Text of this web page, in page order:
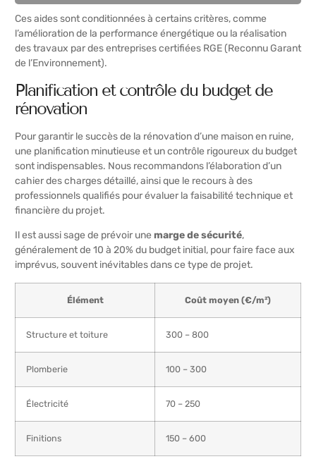
Ces aides sont conditionnées à certains critères, comme
l’amélioration de la performance énergétique ou la réalisation
des travaux par des entreprises certifiées RGE (Reconnu Garant
de l’Environnement).
Planification et contrôle du budget de
rénovation
Pour garantir le succès de la rénovation d’une maison en ruine,
une planification minutieuse et un contrôle rigoureux du budget
sont indispensables. Nous recommandons l’élaboration d’un
cahier des charges détaillé, ainsi que le recours à des
professionnels qualifiés pour évaluer la faisabilité technique et
financière du projet.
Il est aussi sage de prévoir une marge de sécurité,
généralement de 10 à 20% du budget initial, pour faire face aux
imprévus, souvent inévitables dans ce type de projet.
Élément Coût moyen (€/m²)
Structure et toiture 300 – 800
Plomberie 100 – 300
Électricité 70 – 250
Finitions 150 – 600